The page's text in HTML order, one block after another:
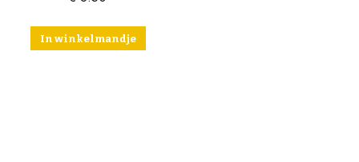
In winkelmandje